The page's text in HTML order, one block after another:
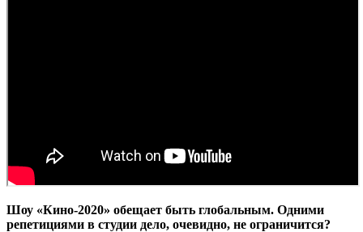
Шоу «Кино-2020» обещает быть глобальным. Одними
репетициями в студии дело, очевидно, не ограничится?